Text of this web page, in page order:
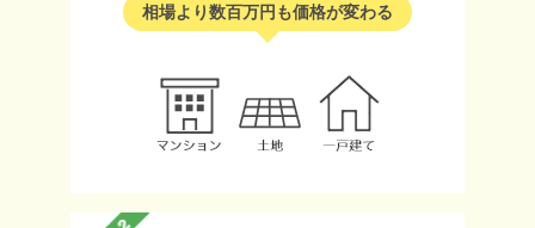
相場より数百万円も価格が変わる